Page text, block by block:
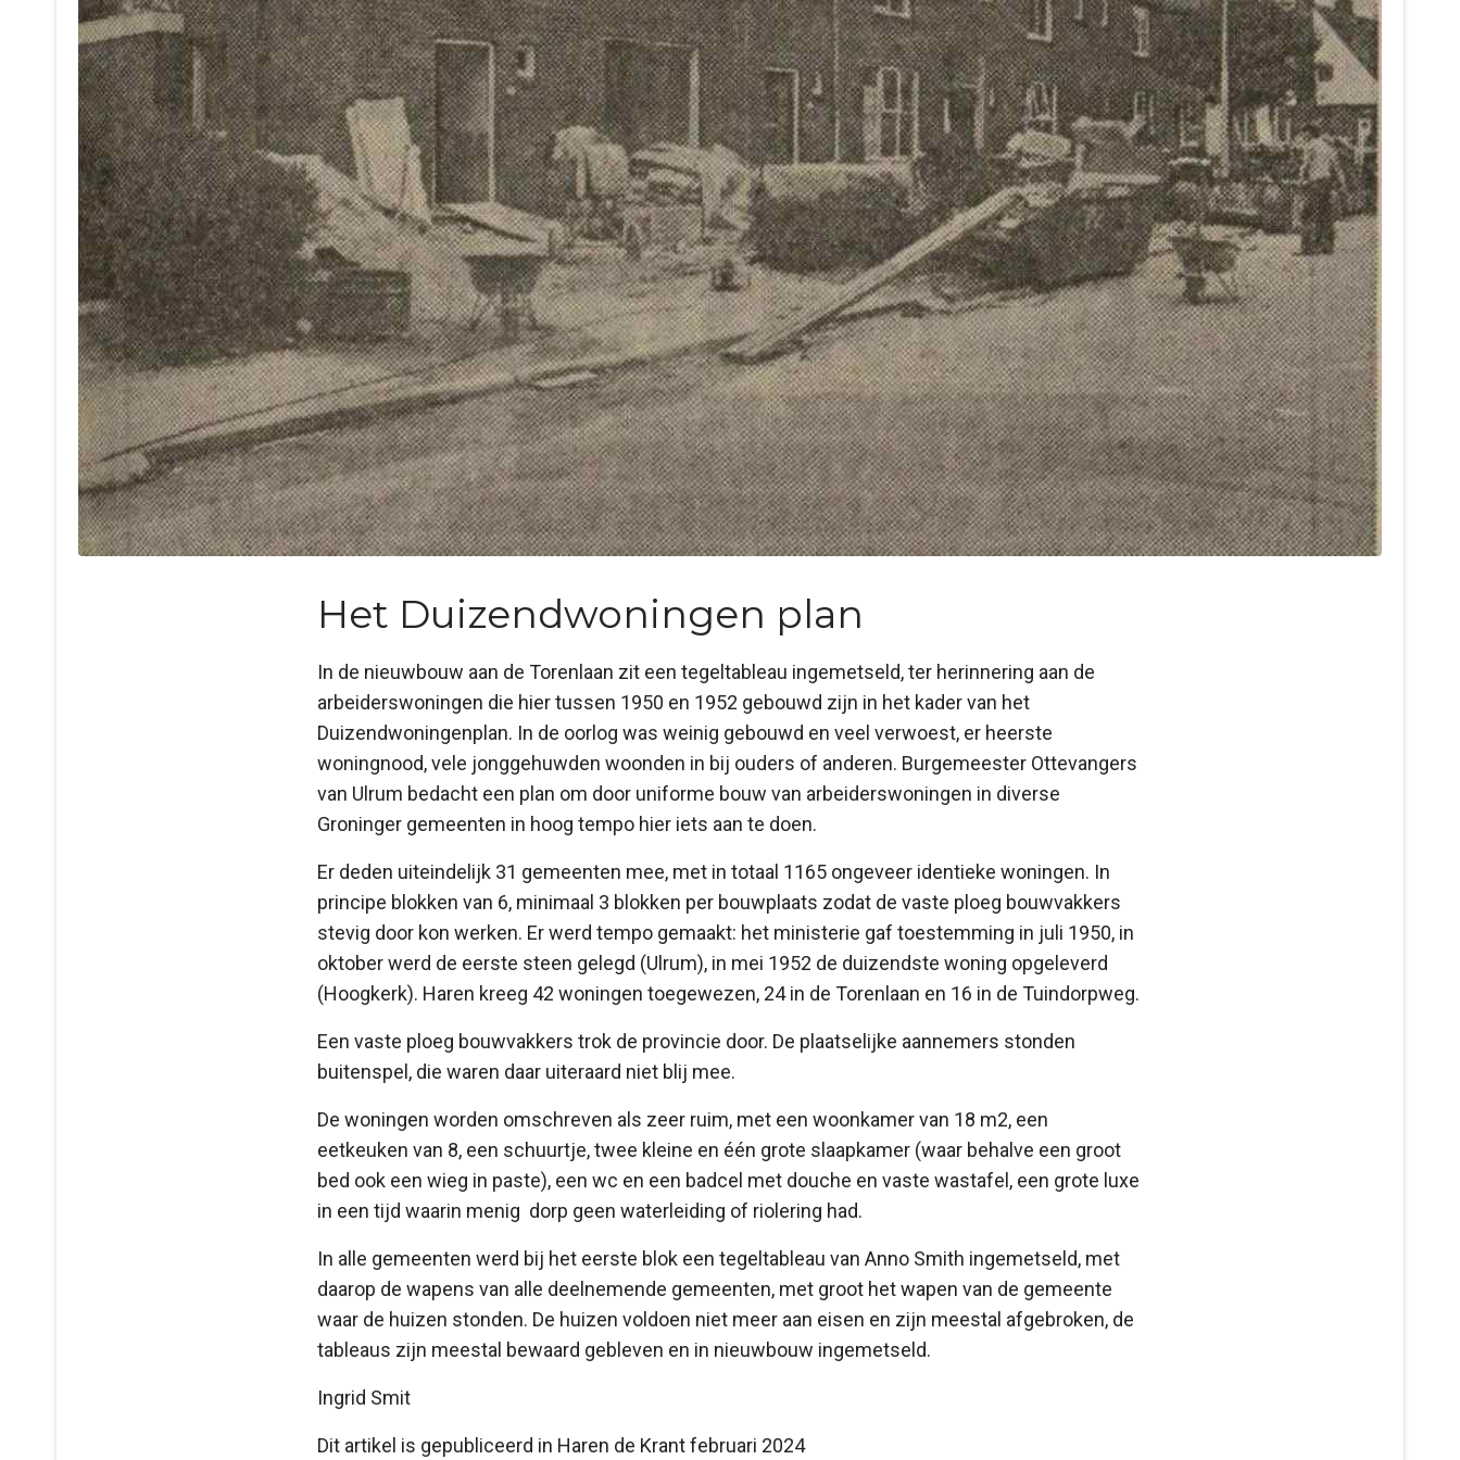
Het Duizendwoningen plan
In de nieuwbouw aan de Torenlaan zit een tegeltableau ingemetseld, ter herinnering aan de
arbeiderswoningen die hier tussen 1950 en 1952 gebouwd zijn in het kader van het
Duizendwoningenplan. In de oorlog was weinig gebouwd en veel verwoest, er heerste
woningnood, vele jonggehuwden woonden in bij ouders of anderen. Burgemeester Ottevangers
van Ulrum bedacht een plan om door uniforme bouw van arbeiderswoningen in diverse
Groninger gemeenten in hoog tempo hier iets aan te doen.
Er deden uiteindelijk 31 gemeenten mee, met in totaal 1165 ongeveer identieke woningen. In
principe blokken van 6, minimaal 3 blokken per bouwplaats zodat de vaste ploeg bouwvakkers
stevig door kon werken. Er werd tempo gemaakt: het ministerie gaf toestemming in juli 1950, in
oktober werd de eerste steen gelegd (Ulrum), in mei 1952 de duizendste woning opgeleverd
(Hoogkerk). Haren kreeg 42 woningen toegewezen, 24 in de Torenlaan en 16 in de Tuindorpweg.
Een vaste ploeg bouwvakkers trok de provincie door. De plaatselijke aannemers stonden
buitenspel, die waren daar uiteraard niet blij mee.
De woningen worden omschreven als zeer ruim, met een woonkamer van 18 m2, een
eetkeuken van 8, een schuurtje, twee kleine en één grote slaapkamer (waar behalve een groot
bed ook een wieg in paste), een wc en een badcel met douche en vaste wastafel, een grote luxe
in een tijd waarin menig dorp geen waterleiding of riolering had.
In alle gemeenten werd bij het eerste blok een tegeltableau van Anno Smith ingemetseld, met
daarop de wapens van alle deelnemende gemeenten, met groot het wapen van de gemeente
waar de huizen stonden. De huizen voldoen niet meer aan eisen en zijn meestal afgebroken, de
tableaus zijn meestal bewaard gebleven en in nieuwbouw ingemetseld.
Ingrid Smit
Dit artikel is gepubliceerd in Haren de Krant februari 2024